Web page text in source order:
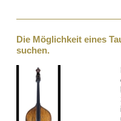
Die Möglichkeit eines
suchen.